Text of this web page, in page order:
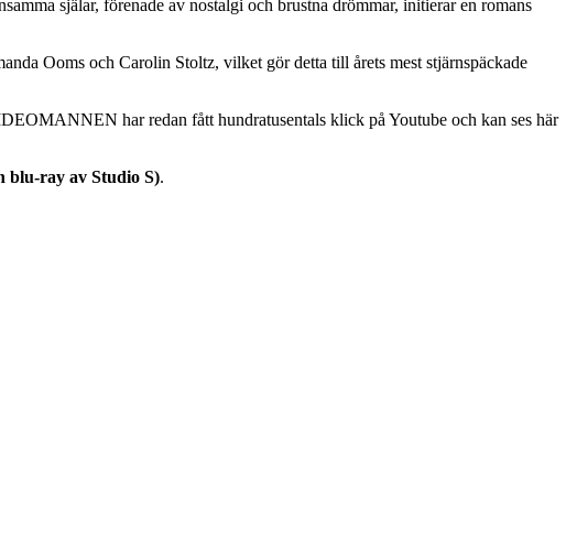
själar, förenade av nostalgi och brustna drömmar, initierar en romans
Ooms och Carolin Stoltz, vilket gör detta till årets mest stjärnspäckade
har redan fått hundratusentals klick på Youtube och kan ses här
blu-ray av Studio S).